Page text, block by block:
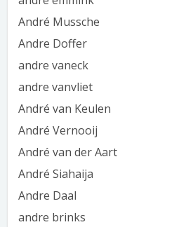
André Mussche
Andre Doffer
andre vaneck
andre vanvliet
André van Keulen
André Vernooij
André van der Aart
André Siahaija
Andre Daal
andre brinks